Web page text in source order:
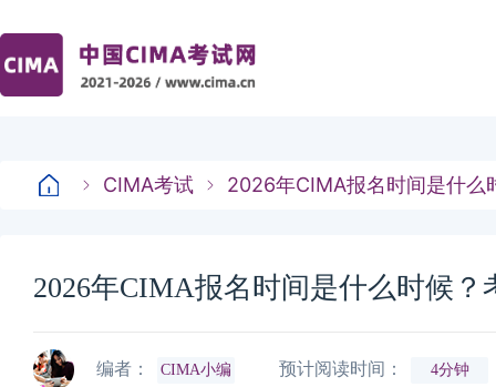
CIMA考试 2026年CIMA报名时间是什么
2026年CIMA报名时间是什么时候？
编者： CIMA小编 预计阅读时间： 4分钟